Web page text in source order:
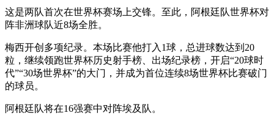
这是两队首次在世界杯赛场上交锋。至此，阿根廷队世界杯对
阵非洲球队近8场全胜。
梅西开创多项纪录。本场比赛他打入1球，总进球数达到20
粒，继续领跑世界杯历史射手榜、出场纪录榜，开启“20球时
代”“30场世界杯”的大门，并成为首位连续8场世界杯比赛破门
的球员。
阿根廷队将在16强赛中对阵埃及队。